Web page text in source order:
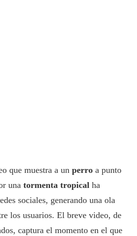
que muestra a un perro a punto
una tormenta tropical ha
sociales, generando una ola
los usuarios. El breve video, de
captura el momento en el que